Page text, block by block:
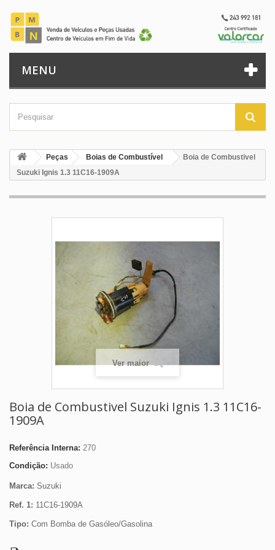
MENU
Peças Boias de Combustível
Boia de Combustivel
Suzuki Ignis 1.3 11C16-1909A
Ver maior
Boia de Combustivel Suzuki Ignis 1.3 11C16-
1909A
Referência Interna: 270
Condição: Usado
Marca: Suzuki
Ref. 1: 11C16-1909A
Tipo: Com Bomba de Gasóleo/Gasolina